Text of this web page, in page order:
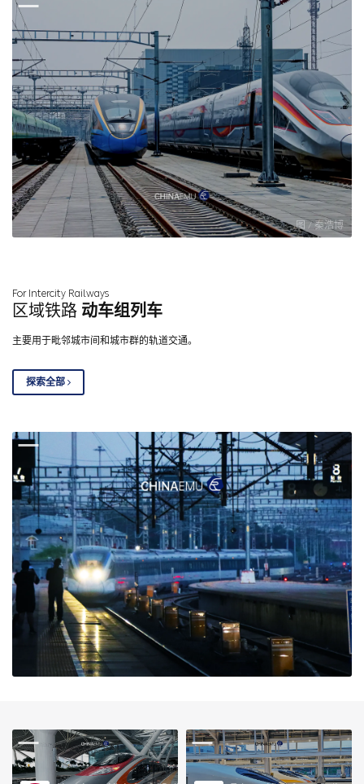
图 / 秦浩博
For Intercity Railways
区域铁路 动车组列车
主要用于毗邻城市间和城市群的轨道交通。
探索全部